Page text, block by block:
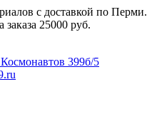
с доставкой по Перми.
25000 руб.
399б/5